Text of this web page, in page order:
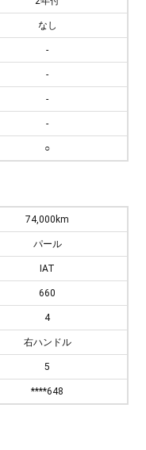
なし
-
-
-
-
○
74,000km
パール
IAT
660
4
右ハンドル
5
****648